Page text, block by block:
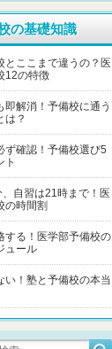
の基礎知識
とここまで違うの？医
12の特徴
即解消！予備校に通う
は？
ず確認！予備校選び5
ト
自習は21時まで！医
の時間割
する！医学部予備校の
ュール
い！塾と予備校の本当